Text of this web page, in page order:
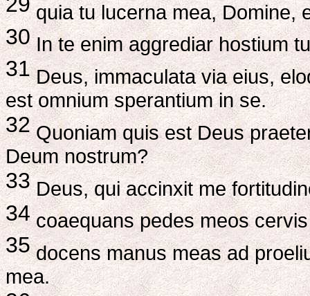
quia tu lucerna mea, Domine,
30In te enim aggrediar hostium
31Deus, immaculata via eius,
est omnium sperantium in se.
32Quoniam quis est Deus
Deum nostrum?
33Deus, qui accinxit me
34coaequans pedes meos
35docens manus meas ad
mea.